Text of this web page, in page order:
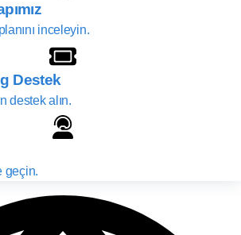
inceleyin.
Destek
destek alın.
geçin.